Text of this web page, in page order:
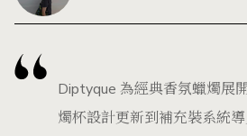
Diptyque 為經典香氛蠟燭展
燭杯設計更新到補充裝系統